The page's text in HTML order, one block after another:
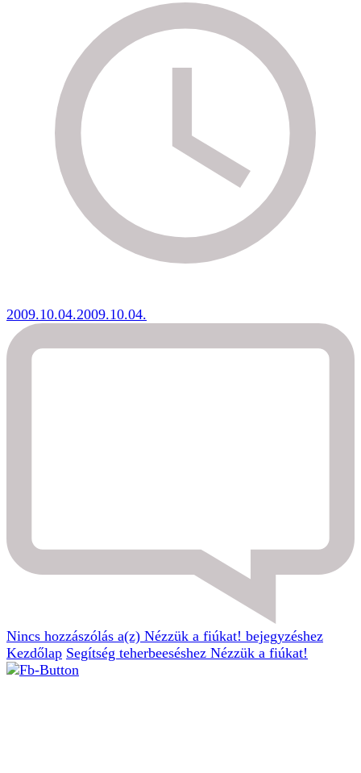
2009.10.04.2009.10.04.
Nincs hozzászólás a(z) Nézzük a fiúkat! bejegyzéshez
Kezdőlap Segítség teherbeeséshez Nézzük a fiúkat!